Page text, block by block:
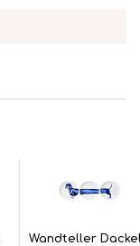
Wandteller